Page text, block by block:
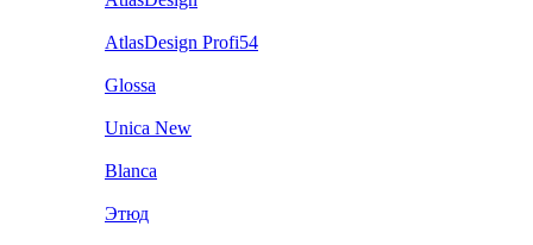
AtlasDesign Profi54
Glossa
Unica New
Blanca
Этюд